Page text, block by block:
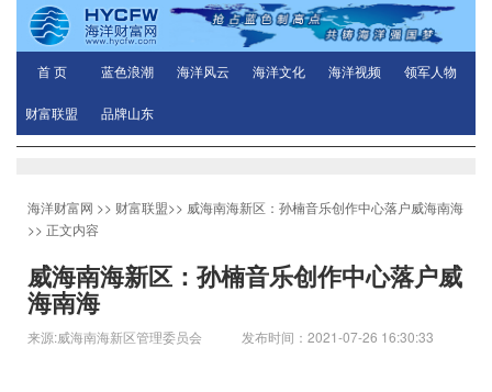
首 页 蓝色浪潮 海洋风云 海洋文化 海洋视频 领军人物
财富联盟 品牌山东
海洋财富网 >> 财富联盟>> 威海南海新区：孙楠音乐创作中心落户威海南海
>> 正文内容
威海南海新区：孙楠音乐创作中心落户威
海南海
来源:威海南海新区管理委员会 发布时间：2021-07-26 16:30:33